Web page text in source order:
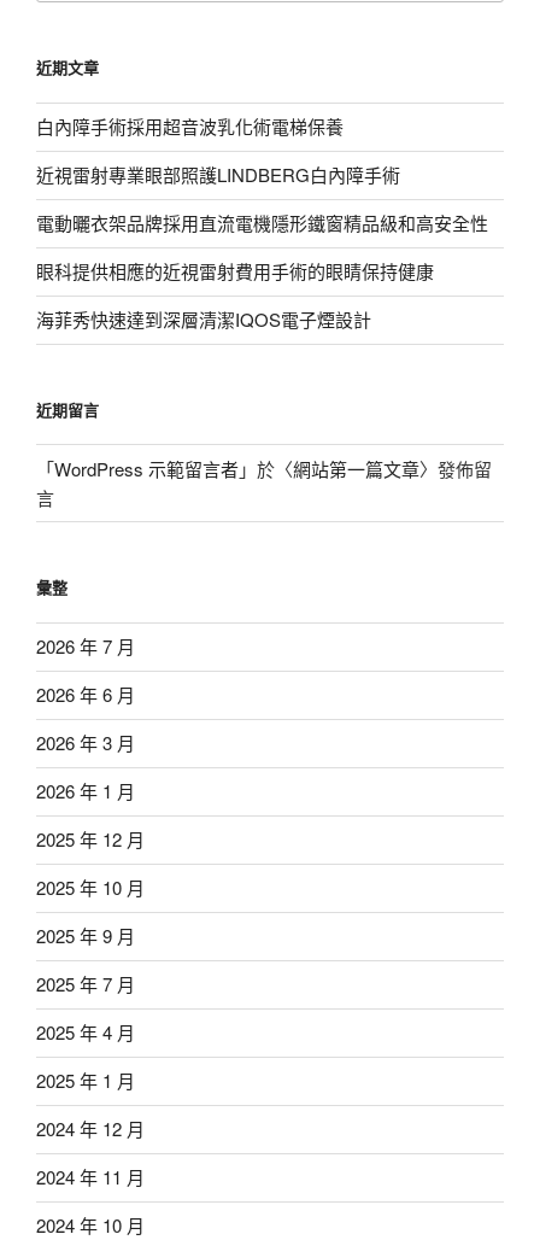
字:
近期文章
白內障手術採用超音波乳化術電梯保養
近視雷射專業眼部照護LINDBERG白內障手術
電動曬衣架品牌採用直流電機隱形鐵窗精品級和高安全性
眼科提供相應的近視雷射費用手術的眼睛保持健康
海菲秀快速達到深層清潔IQOS電子煙設計
近期留言
「WordPress 示範留言者」於〈網站第一篇文章〉發佈留
言
彙整
2026 年 7 月
2026 年 6 月
2026 年 3 月
2026 年 1 月
2025 年 12 月
2025 年 10 月
2025 年 9 月
2025 年 7 月
2025 年 4 月
2025 年 1 月
2024 年 12 月
2024 年 11 月
2024 年 10 月